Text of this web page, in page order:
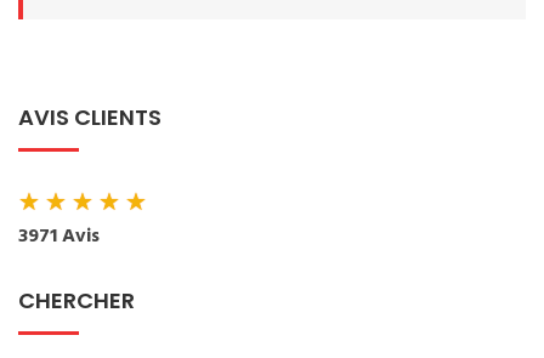
AVIS CLIENTS
★★★★★
3971 Avis
CHERCHER